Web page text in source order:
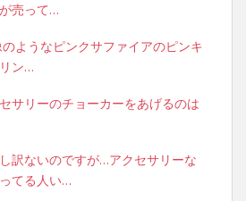
売って…
ようなピンクサファイアのピンキ
ン…
サリーのチョーカーをあげるのは
訳ないのですが…アクセサリーな
てる人い…